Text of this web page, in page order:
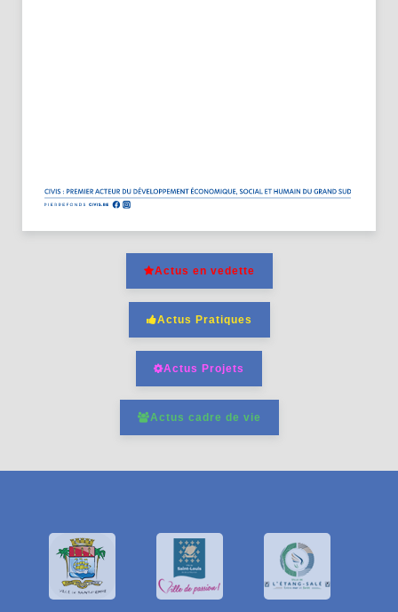
Actus en vedette
Actus Pratiques
Actus Projets
Actus cadre de vie